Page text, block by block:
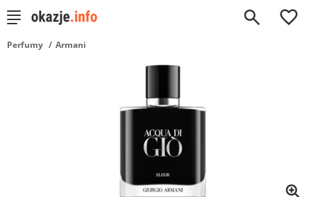
0
Perfumy Armani